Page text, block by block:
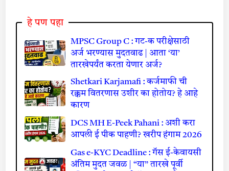
हे पण पहा
MPSC Group C : गट-क परीक्षेसाठी
अर्ज भरण्यास मुदतवाढ | आता ‘या’
तारखेपर्यंत करता येणार अर्ज?
Shetkari Karjamafi : कर्जमाफी ची
रक्कम वितरणास उशीर का होतोय? हे आहे
कारण
DCS MH E-Peek Pahani : अशी करा
आपली ई पीक पाहणी? खरीप हंगाम 2026
Gas e-KYC Deadline : गॅस ई-केवायसी
अंतिम मुदत जवळ | “या” तारखे पूर्वी